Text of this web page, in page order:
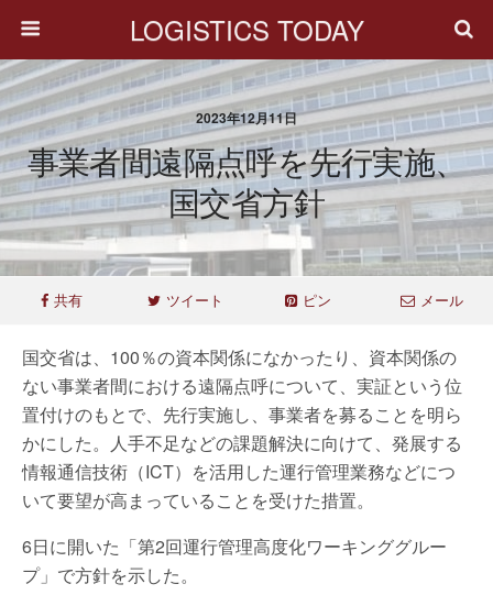
LOGISTICS TODAY
2023年12月11日
事業者間遠隔点呼を先行実施、
国交省方針
共有 ツイート ピン メール
国交省は、100％の資本関係になかったり、資本関係の
ない事業者間における遠隔点呼について、実証という位
置付けのもとで、先行実施し、事業者を募ることを明ら
かにした。人手不足などの課題解決に向けて、発展する
情報通信技術（ICT）を活用した運行管理業務などにつ
いて要望が高まっていることを受けた措置。
6日に開いた「第2回運行管理高度化ワーキンググルー
プ」で方針を示した。